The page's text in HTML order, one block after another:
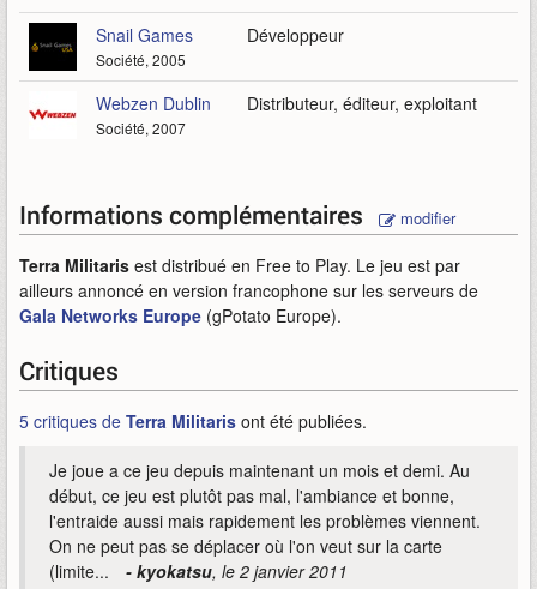
Snail Games
Société, 2005
Développeur
Webzen Dublin
Société, 2007
Distributeur, éditeur, exploitant
Informations complémentaires modifier
Terra Militaris est distribué en Free to Play. Le jeu est par
ailleurs annoncé en version francophone sur les serveurs de
Gala Networks Europe (gPotato Europe).
Critiques
5 critiques de Terra Militaris ont été publiées.
Je joue a ce jeu depuis maintenant un mois et demi. Au
début, ce jeu est plutôt pas mal, l'ambiance et bonne,
l'entraide aussi mais rapidement les problèmes viennent.
On ne peut pas se déplacer où l'on veut sur la carte
(limite...
- kyokatsu, le 2 janvier 2011